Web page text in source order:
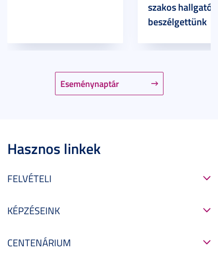
Eseménynaptár
szakos
beszélgettünk
Hasznos linkek
FELVÉTELI
KÉPZÉSEINK
CENTENÁRIUM